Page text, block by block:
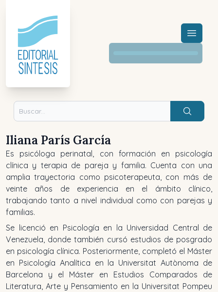
Menú
Buscar
Iliana París García
Es psicóloga perinatal, con formación en psicología
clínica y terapia de pareja y familia. Cuenta con una
amplia trayectoria como psicoterapeuta, con más de
veinte años de experiencia en el ámbito clínico,
trabajando tanto a nivel individual como con parejas y
familias.
Se licenció en Psicología en la Universidad Central de
Venezuela, donde también cursó estudios de posgrado
en psicología clínica. Posteriormente, completó el Máster
en Psicología Analítica en la Universitat Autònoma de
Barcelona y el Máster en Estudios Comparados de
Literatura, Arte y Pensamiento en la Universitat Pompeu